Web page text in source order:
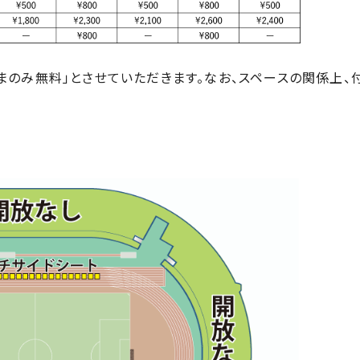
のみ無料」とさせていただきます。なお、スペースの関係上